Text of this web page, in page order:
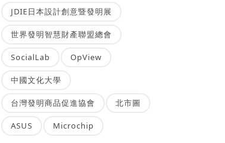
JDIE日本設計創意暨發明展
世界發明智慧財產聯盟總會
SocialLab OpView
中國文化大學
台灣發明商品促進協會 北市圖
ASUS Microchip